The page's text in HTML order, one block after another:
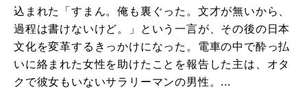
込まれた「すまん。俺も裏ぐった。文才が無いから、
過程は書けないけど。」という一言が、その後の日本
文化を変革するきっかけになった。電車の中で酔っ払
いに絡まれた女性を助けたことを報告した主は、オタ
クで彼女もいないサラリーマンの男性。...